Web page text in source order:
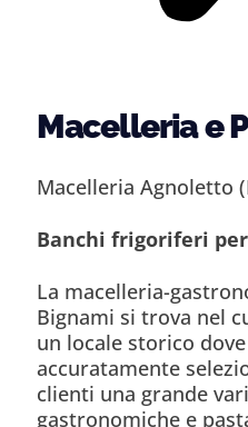
Macelleria e
Macelleria Agnoletto
Banchi frigoriferi
La macelleria-
Bignami si trova nel
un locale storico
accuratamente
clienti una grande
gastronomiche e